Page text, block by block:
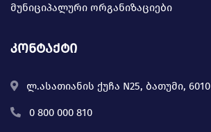
მუნიციპალური ორგანიზაციები
კონტაქტი
ლ.ასათიანის ქუჩა N25, ბათუმი, 6010
0 800 000 810